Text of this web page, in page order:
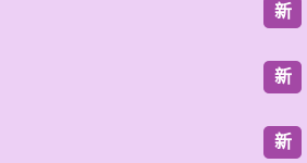
新
新
新